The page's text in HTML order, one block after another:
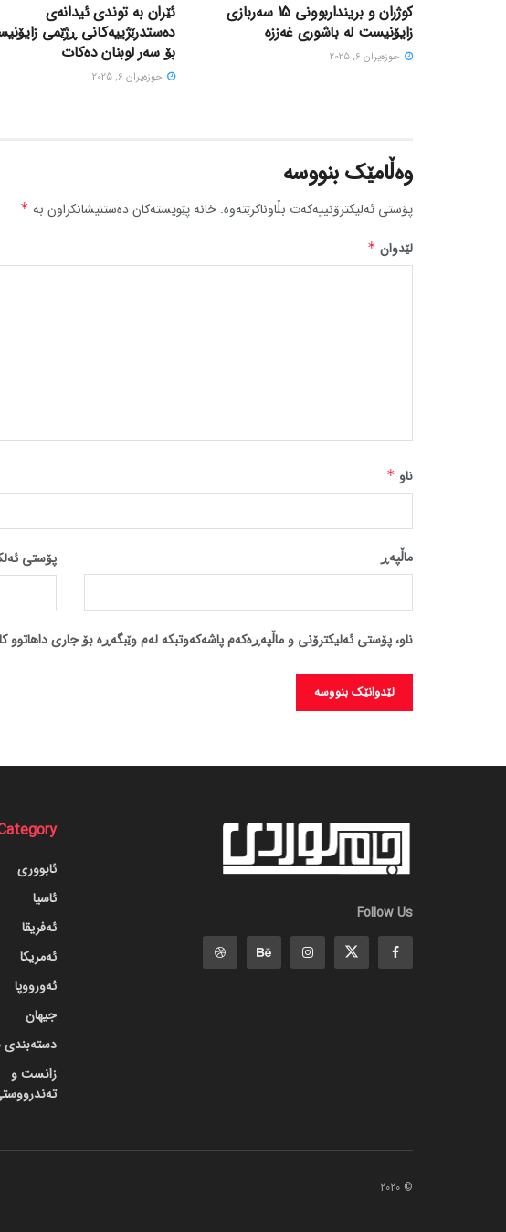
کوژران و برینداربوونی 15 سەربازی
زایۆنیست لە باشوری غەززە
حوزه‌یران 6, 2025
ئێران بە توندی ئیدانەی
دەستدرێژییەکانی ڕژێمی
بۆ سەر لوبنان دەکات
حوزه‌یران 6, 2025
وەڵامێک بنووسە
پۆستی ئەلیکترۆنییەکەت بڵاوناکرێتەوە. خانە پێویستەکان دەستنیشانکراون بە *
لێدوان *
ناو *
پۆستی ماڵپه‌ڕ
ناو، پۆستی ئەلیکترۆنی و ماڵپەڕەکەم پاشەکەوتبکە لەم وێبگەڕە بۆ جاری داهاتوو
Follow Us
ئابووری
ئاسیا
ئەفریقا
ئەمریکا
ئەورووپا
جیهان
زانست و
© 2020